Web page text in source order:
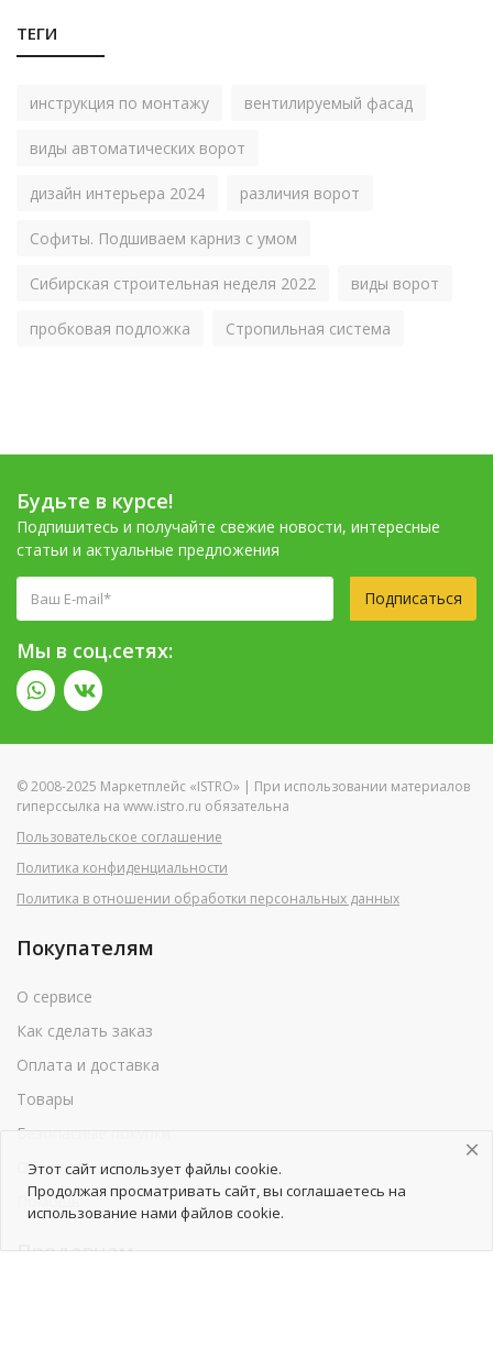
ТЕГИ
инструкция по монтажу вентилируемый фасад
виды автоматических ворот
дизайн интерьера 2024 различия ворот
Софиты. Подшиваем карниз с умом
Сибирская строительная неделя 2022 виды ворот
пробковая подложка Стропильная система
Будьте в курсе!
Подпишитесь и получайте свежие новости, интересные
статьи и актуальные предложения
Подписаться
Мы в соц.сетях:
© 2008-2025 Маркетплейс «ISTRO» | При использовании материалов
гиперссылка на www.istro.ru обязательна
Пользовательское соглашение
Политика конфиденциальности
Политика в отношении обработки персональных данных
Покупателям
О сервисе
Как сделать заказ
Оплата и доставка
Товары
Безопасные покупки
Обратная связь
Помощь
Продавцам
Этот сайт использует файлы cookie.
Продолжая просматривать сайт, вы соглашаетесь на
использование нами файлов cookie.